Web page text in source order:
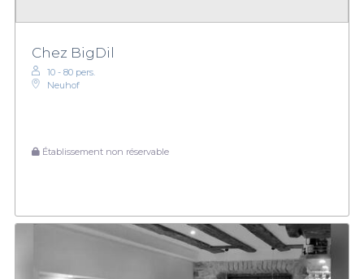
Chez BigDil
10 - 80 pers.
Neuhof
Établissement non réservable